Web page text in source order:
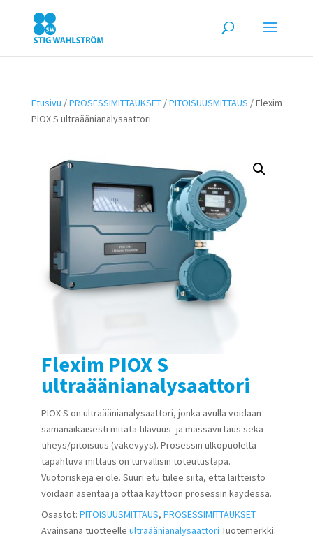
Etusivu /PROSESSIMITTAUKSET/PITOISUUSMITTAUS / Flexim
PIOX S ultraäänianalysaattori
Flexim PIOX S
ultraäänianalysaattori
PIOX S on ultraäänianalysaattori, jonka avulla voidaan
samanaikaisesti mitata tilavuus- ja massavirtaus sekä
tiheys/pitoisuus (väkevyys). Prosessin ulkopuolelta
tapahtuva mittaus on turvallisin toteutustapa.
Vuotoriskejä ei ole. Suuri etu tulee siitä, että laitteisto
voidaan asentaa ja ottaa käyttöön prosessin käydessä.
Osastot: PITOISUUSMITTAUS, PROSESSIMITTAUKSET
Avainsana tuotteelle ultraäänianalysaattori Tuotemerkki: